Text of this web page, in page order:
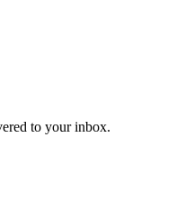
to your inbox.